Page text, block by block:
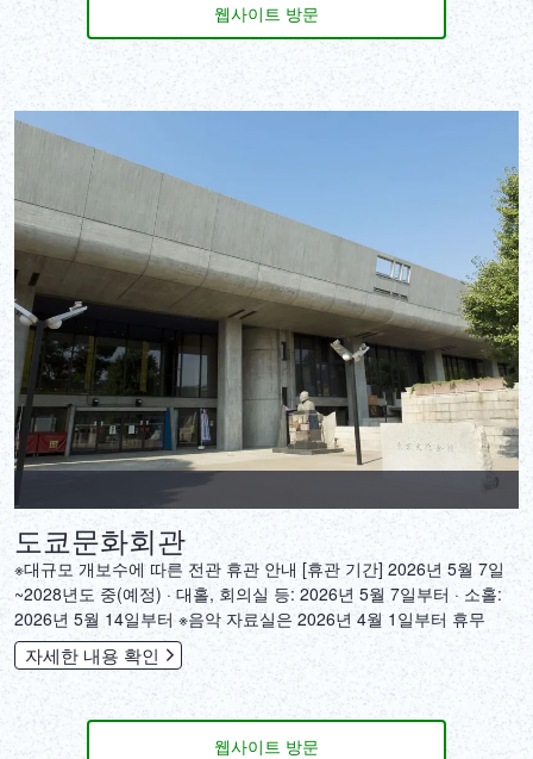
웹사이트 방문
도쿄문화회관
‎※대규모 개보수에 따른 전관 휴관 안내 [휴관 기간] 2026년 5월 7일
~2028년도 중(예정) · 대홀, 회의실 등: 2026년 5월 7일부터 · 소홀:
2026년 5월 14일부터 ※음악 자료실은 2026년 4월 1일부터 휴무
자세한 내용 확인
웹사이트 방문